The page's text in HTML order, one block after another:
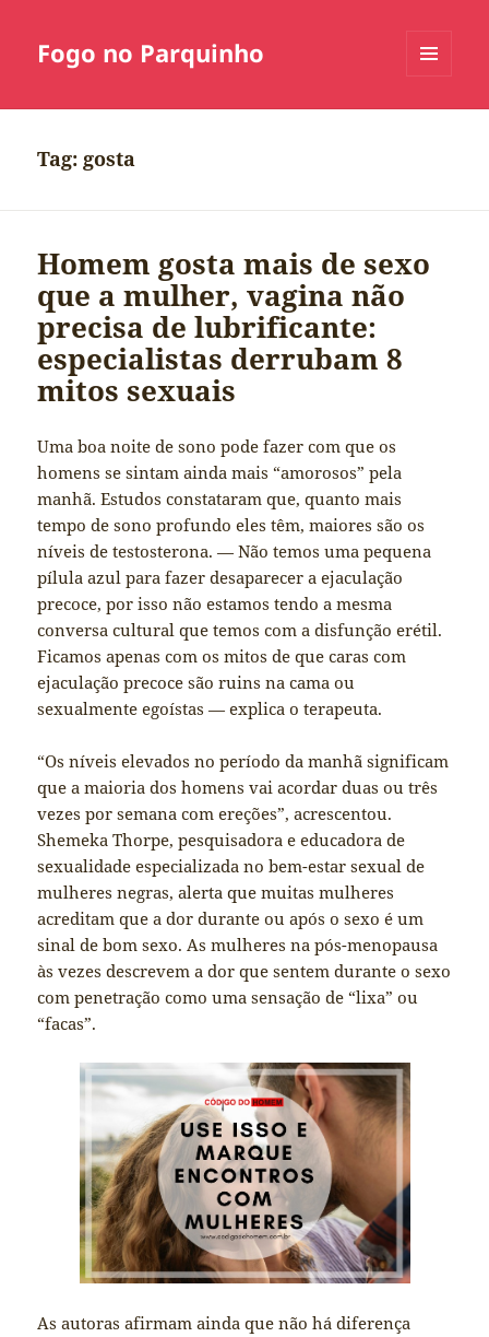
Fogo no Parquinho
Tag: gosta
Homem gosta mais de sexo
que a mulher, vagina não
precisa de lubrificante:
especialistas derrubam 8
mitos sexuais
Uma boa noite de sono pode fazer com que os
homens se sintam ainda mais “amorosos” pela
manhã. Estudos constataram que, quanto mais
tempo de sono profundo eles têm, maiores são os
níveis de testosterona. — Não temos uma pequena
pílula azul para fazer desaparecer a ejaculação
precoce, por isso não estamos tendo a mesma
conversa cultural que temos com a disfunção erétil.
Ficamos apenas com os mitos de que caras com
ejaculação precoce são ruins na cama ou
sexualmente egoístas — explica o terapeuta.
“Os níveis elevados no período da manhã significam
que a maioria dos homens vai acordar duas ou três
vezes por semana com ereções”, acrescentou.
Shemeka Thorpe, pesquisadora e educadora de
sexualidade especializada no bem-estar sexual de
mulheres negras, alerta que muitas mulheres
acreditam que a dor durante ou após o sexo é um
sinal de bom sexo. As mulheres na pós-menopausa
às vezes descrevem a dor que sentem durante o sexo
com penetração como uma sensação de “lixa” ou
“facas”.
As autoras afirmam ainda que não há diferença